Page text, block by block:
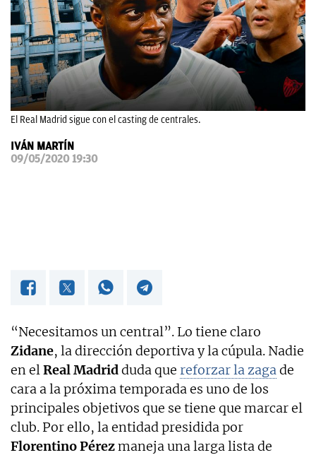
PAPARAZZI
OKDIARIO
El Real Madrid sigue con el casting de centrales.
IVÁN MARTÍN
09/05/2020 19:30
“Necesitamos un central”. Lo tiene claro
Zidane, la dirección deportiva y la cúpula. Nadie
en elReal Madridduda que reforzar la zagade
cara a la próxima temporada es uno de los
principales objetivos que se tiene que marcar el
club. Por ello, la entidad presidida por
Florentino Pérezmaneja una larga lista de